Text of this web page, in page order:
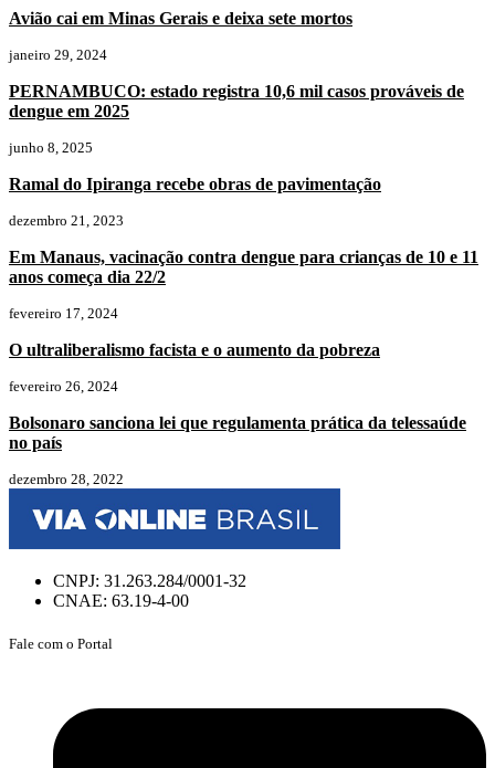
Avião cai em Minas Gerais e deixa sete mortos
janeiro 29, 2024
PERNAMBUCO: estado registra 10,6 mil casos prováveis de
dengue em 2025
junho 8, 2025
Ramal do Ipiranga recebe obras de pavimentação
dezembro 21, 2023
Em Manaus, vacinação contra dengue para crianças de 10 e 11
anos começa dia 22/2
fevereiro 17, 2024
O ultraliberalismo facista e o aumento da pobreza
fevereiro 26, 2024
Bolsonaro sanciona lei que regulamenta prática da telessaúde
no país
dezembro 28, 2022
CNPJ: 31.263.284/0001-32
CNAE: 63.19-4-00
Fale com o Portal